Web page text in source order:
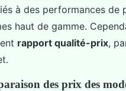
à des performances
haut de gamme.
rapport qualité-prix,
des prix des